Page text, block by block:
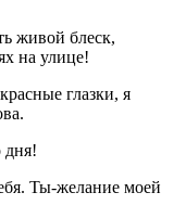
живой блеск,
на улице!
глазки, я
дня!
Ты-желание моей